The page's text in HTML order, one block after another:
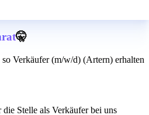
🤫
Verkäufer (m/w/d) (Artern) erhalten
Stelle als Verkäufer bei uns